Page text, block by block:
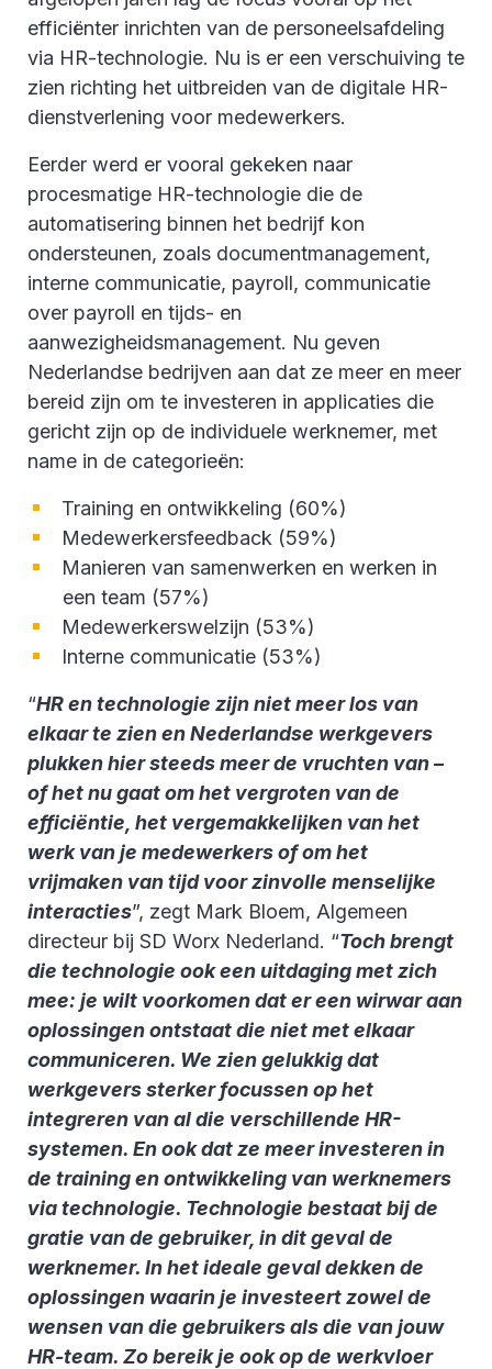
efficiënter inrichten van de personeelsafdeling
via HR-technologie. Nu is er een verschuiving te
zien richting het uitbreiden van de digitale HR-
dienstverlening voor medewerkers.
Eerder werd er vooral gekeken naar
procesmatige HR-technologie die de
automatisering binnen het bedrijf kon
ondersteunen, zoals documentmanagement,
interne communicatie, payroll, communicatie
over payroll en tijds- en
aanwezigheidsmanagement. Nu geven
Nederlandse bedrijven aan dat ze meer en meer
bereid zijn om te investeren in applicaties die
gericht zijn op de individuele werknemer, met
name in de categorieën:
Training en ontwikkeling (60%)
Medewerkersfeedback (59%)
Manieren van samenwerken en werken in
een team (57%)
Medewerkerswelzijn (53%)
Interne communicatie (53%)
“HR en technologie zijn niet meer los van
elkaar te zien en Nederlandse werkgevers
plukken hier steeds meer de vruchten van –
of het nu gaat om het vergroten van de
efficiëntie, het vergemakkelijken van het
werk van je medewerkers of om het
vrijmaken van tijd voor zinvolle menselijke
interacties”, zegt Mark Bloem, Algemeen
directeur bij SD Worx Nederland. “Toch brengt
die technologie ook een uitdaging met zich
mee: je wilt voorkomen dat er een wirwar aan
oplossingen ontstaat die niet met elkaar
communiceren. We zien gelukkig dat
werkgevers sterker focussen op het
integreren van al die verschillende HR-
systemen. En ook dat ze meer investeren in
de training en ontwikkeling van werknemers
via technologie. Technologie bestaat bij de
gratie van de gebruiker, in dit geval de
werknemer. In het ideale geval dekken de
oplossingen waarin je investeert zowel de
wensen van die gebruikers als die van jouw
HR-team. Zo bereik je ook op de werkvloer